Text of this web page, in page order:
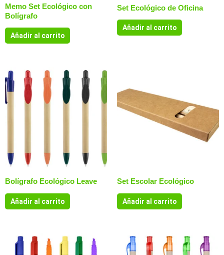
Memo Set Ecológico con
Bolígrafo
Añadir al carrito
Set Ecológico de Oficina
Añadir al carrito
Bolígrafo Ecológico Leave
Añadir al carrito
Set Escolar Ecológico
Añadir al carrito